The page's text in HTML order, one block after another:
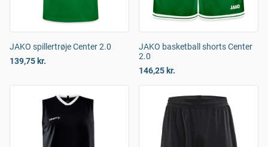
JAKO spillertrøje Center 2.0
139,75 kr.
JAKO basketball shorts Center
2.0
146,25 kr.